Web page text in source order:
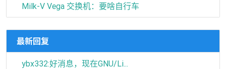
Milk-V Vega 交换机：要啥自行车
最新回复
ybx332:好消息，现在GNU/Li...